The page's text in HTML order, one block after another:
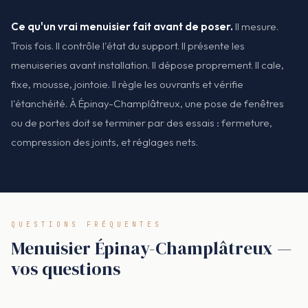
Ce qu'un vrai menuisier fait avant de poser. Il mesure.
Trois fois. Il contrôle l'état du support. Il présente les
menuiseries avant installation. Il dépose proprement. Il cale,
fixe, mousse, jointoie. Il règle les ouvrants et vérifie
l'étanchéité. À Épinay-Champlâtreux, une pose de fenêtres
ou de portes doit se terminer par des essais : fermeture,
compression des joints, et réglages nets.
QUESTIONS FRÉQUENTES
Menuisier Épinay-Champlâtreux —
vos questions